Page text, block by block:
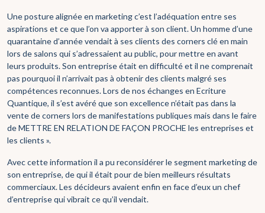
Une posture alignée en marketing c’est l’adéquation entre ses
aspirations et ce que l’on va apporter à son client. Un homme d’une
quarantaine d’année vendait à ses clients des corners clé en main
lors de salons qui s’adressaient au public, pour mettre en avant
leurs produits. Son entreprise était en difficulté et il ne comprenait
pas pourquoi il n’arrivait pas à obtenir des clients malgré ses
compétences reconnues. Lors de nos échanges en Ecriture
Quantique, il s’est avéré que son excellence n’était pas dans la
vente de corners lors de manifestations publiques mais dans le faire
de METTRE EN RELATION DE FAÇON PROCHE les entreprises et
les clients ».
Avec cette information il a pu reconsidérer le segment marketing de
son entreprise, de qui il était pour de bien meilleurs résultats
commerciaux. Les décideurs avaient enfin en face d’eux un chef
d’entreprise qui vibrait ce qu’il vendait.